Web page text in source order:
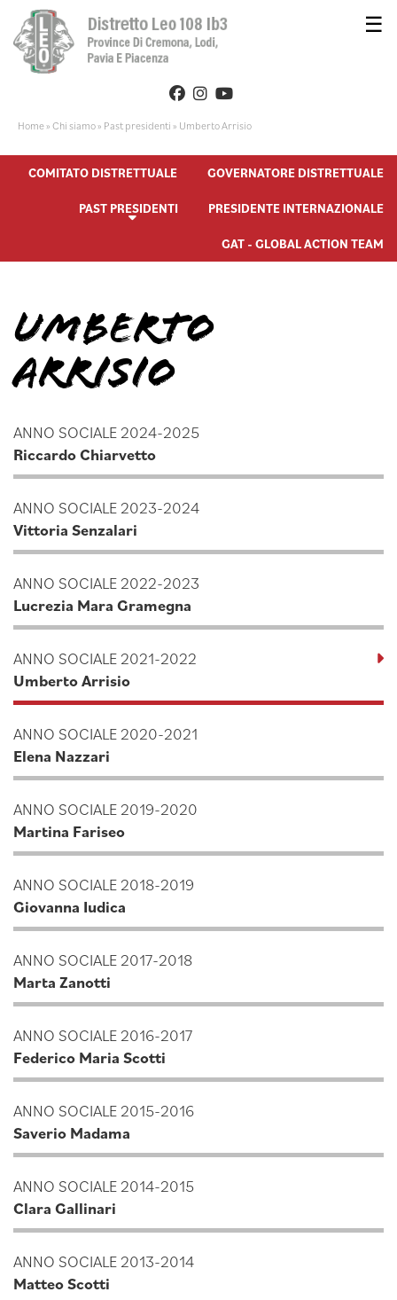
☰
Home» Chi siamo» Past presidenti » Umberto Arrisio
COMITATO DISTRETTUALE GOVERNATORE DISTRETTUALE
PAST PRESIDENTI PRESIDENTE INTERNAZIONALE
GAT - GLOBAL ACTION TEAM
UMBERTO
ARRISIO
ANNO SOCIALE 2024-2025
Riccardo Chiarvetto
ANNO SOCIALE 2023-2024
Vittoria Senzalari
ANNO SOCIALE 2022-2023
Lucrezia Mara Gramegna
ANNO SOCIALE 2021-2022
Umberto Arrisio
ANNO SOCIALE 2020-2021
Elena Nazzari
ANNO SOCIALE 2019-2020
Martina Fariseo
ANNO SOCIALE 2018-2019
Giovanna Iudica
ANNO SOCIALE 2017-2018
Marta Zanotti
ANNO SOCIALE 2016-2017
Federico Maria Scotti
ANNO SOCIALE 2015-2016
Saverio Madama
ANNO SOCIALE 2014-2015
Clara Gallinari
ANNO SOCIALE 2013-2014
Matteo Scotti